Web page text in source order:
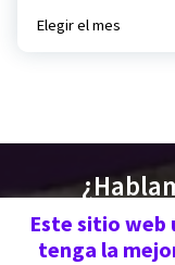
676
Este sitio web
tenga la